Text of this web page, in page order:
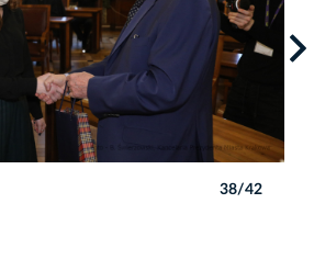
38/42